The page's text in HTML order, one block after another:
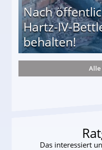
Nach
Hartz-IV-
behalten!
darf Geld behalten!
Alle
Das interessiert